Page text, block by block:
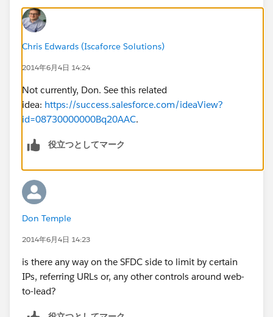
Chris Edwards (Iscaforce Solutions)
2014年6月4日 14:24
Not currently, Don. See this related
idea: https://success.salesforce.com/ideaView?
id=08730000000Bq20AAC.
役立つとしてマーク
Don Temple
2014年6月4日 14:23
is there any way on the SFDC side to limit by certain
IPs, referring URLs or, any other controls around web-
to-lead?